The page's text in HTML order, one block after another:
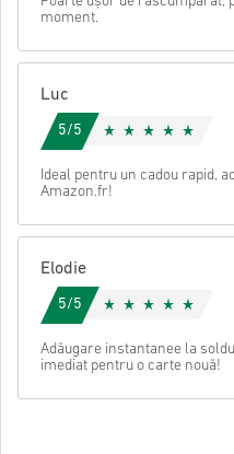
moment.
Luc
5/5
Ideal pentru un cadou rapid,
Amazon.fr!
Elodie
5/5
Adăugare instantanee la
imediat pentru o carte nouă!